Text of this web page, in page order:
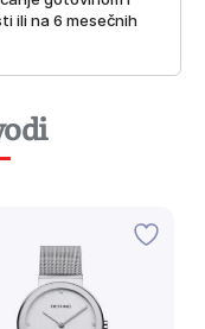
ili na 6 mesečnih